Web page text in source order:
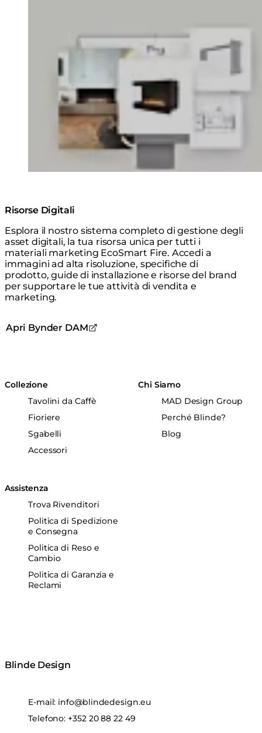
Risorse Digitali
Esplora il nostro sistema completo di gestione degli
asset digitali, la tua risorsa unica per tutti i
materiali marketing EcoSmart Fire. Accedi a
immagini ad alta risoluzione, specifiche di
prodotto, guide di installazione e risorse del brand
per supportare le tue attività di vendita e
marketing.
Apri Bynder DAM
Collezione
Tavolini da Caffè
Fioriere
Sgabelli
Accessori
Chi Siamo
MAD Design Group
Perché Blinde?
Blog
Assistenza
Trova Rivenditori
Politica di Spedizione
e Consegna
Politica di Reso e
Cambio
Politica di Garanzia e
Reclami
Blinde Design
E-mail: info@blindedesign.eu
Telefono: +352 20 88 22 49